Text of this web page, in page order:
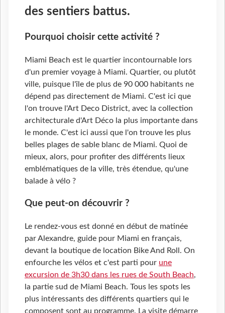
des sentiers battus.
Pourquoi choisir cette activité ?
Miami Beach est le quartier incontournable lors
d'un premier voyage à Miami. Quartier, ou plutôt
ville, puisque l'île de plus de 90 000 habitants ne
dépend pas directement de Miami. C'est ici que
l'on trouve l'Art Deco District, avec la collection
architecturale d'Art Déco la plus importante dans
le monde. C'est ici aussi que l'on trouve les plus
belles plages de sable blanc de Miami. Quoi de
mieux, alors, pour profiter des différents lieux
emblématiques de la ville, très étendue, qu'une
balade à vélo ?
Que peut-on découvrir ?
Le rendez-vous est donné en début de matinée
par Alexandre, guide pour Miami en français,
devant la boutique de location Bike And Roll. On
enfourche les vélos et c'est parti pour une
excursion de 3h30 dans les rues de South Beach,
la partie sud de Miami Beach. Tous les spots les
plus intéressants des différents quartiers qui le
composent sont au programme. La visite démarre